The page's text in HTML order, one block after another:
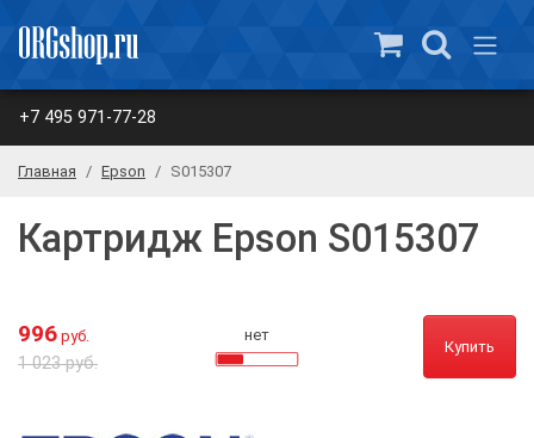
+7 495 971-77-28
Главная Epson S015307
Картридж Epson S015307
996 руб.
1 023 руб.
нет
Купить